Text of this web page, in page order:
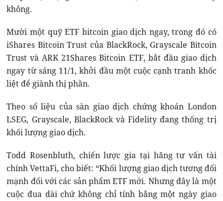
không.
Mười một quỹ ETF bitcoin giao dịch ngay, trong đó có
iShares Bitcoin Trust của BlackRock, Grayscale Bitcoin
Trust và ARK 21Shares Bitcoin ETF, bắt đầu giao dịch
ngay từ sáng 11/1, khởi đầu một cuộc cạnh tranh khốc
liệt để giành thị phần.
Theo số liệu của sàn giao dịch chứng khoán London
LSEG, Grayscale, BlackRock và Fidelity đang thống trị
khối lượng giao dịch.
Todd Rosenbluth, chiến lược gia tại hãng tư vấn tài
chính VettaFi, cho biết: “Khối lượng giao dịch tương đối
mạnh đối với các sản phẩm ETF mới. Nhưng đây là một
cuộc đua dài chứ không chỉ tính bằng một ngày giao